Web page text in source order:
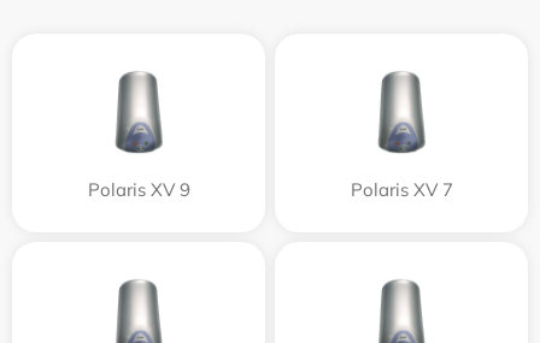
Polaris XV 9 Polaris XV 7